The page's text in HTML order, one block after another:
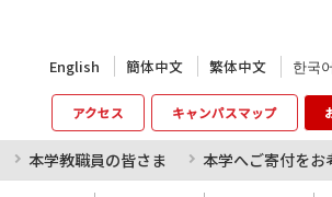
English 簡体中文 繁体中文 한국어
アクセス キャンパスマップ
本学教職員の皆さま 本学へご寄付をお